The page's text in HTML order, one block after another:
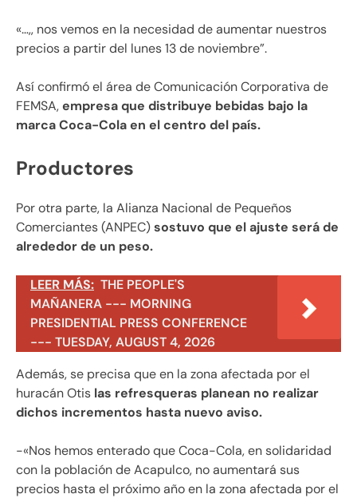
«…,, nos vemos en la necesidad de aumentar nuestros
precios a partir del lunes 13 de noviembre”.
Así confirmó el área de Comunicación Corporativa de
FEMSA,empresa que distribuye bebidas bajo la
marca Coca-Cola en el centro del país.
Productores
Por otra parte, la Alianza Nacional de Pequeños
Comerciantes (ANPEC)sostuvo que el ajuste será de
alrededor de un peso.
LEER MÁS: THE PEOPLE'S
MAÑANERA --- MORNING
PRESIDENTIAL PRESS CONFERENCE
--- TUESDAY, AUGUST 4, 2026
Además, se precisa que en la zona afectada por el
huracán Otis las refresqueras planean no realizar
dichos incrementos hasta nuevo aviso.
-«Nos hemos enterado que Coca-Cola, en solidaridad
con la población de Acapulco, no aumentará sus
precios hasta el próximo año en la zona afectada por el